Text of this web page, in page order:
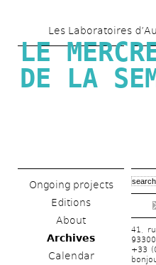
to
main
content
Les Laboratoires
LE
DE LA
Ongoing projects
Editions
About
Archives
Calendar
41,
+33